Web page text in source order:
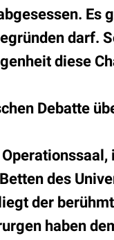
Es
darf.
diese
Debatte
des
der
haben